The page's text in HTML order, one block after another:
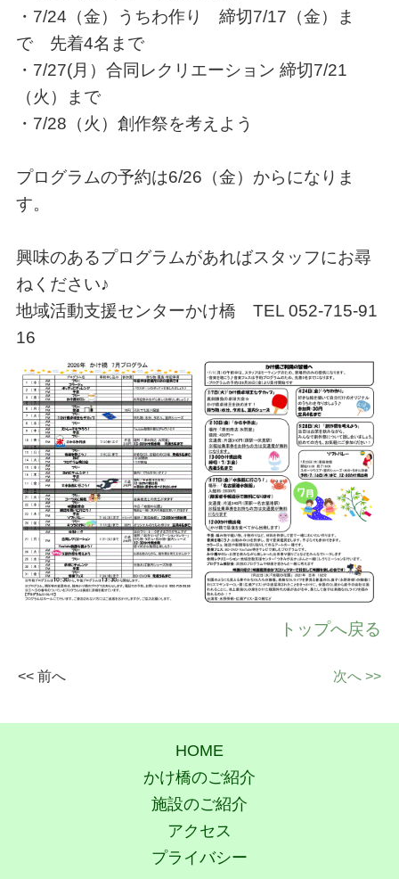
・7/24（金）うちわ作り 締切7/17（金）ま
で 先着4名まで
・7/27(月）合同レクリエーション 締切7/21
（火）まで
・7/28（火）創作祭を考えよう
プログラムの予約は6/26（金）からになりま
す。
興味のあるプログラムがあればスタッフにお尋
ねください♪
地域活動支援センターかけ橋 TEL 052-715-91
16
トップへ戻る
<< 前へ 次へ >>
HOME
かけ橋のご紹介
施設のご紹介
アクセス
プライバシー